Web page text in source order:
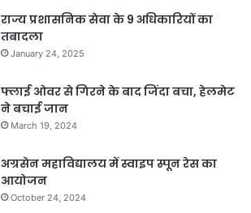
राज्य प्रशासनिक सेवा के 9 अधिकारियों का
तबादला
January 24, 2025
फ्लाई ओवर से गिरने के बाद जिंदा बचा, हेलमेट
ने बचाई जान
March 19, 2024
अग्रसेन महाविद्यालय में स्वाइप स्पून रेस का
आयोजन
October 24, 2024